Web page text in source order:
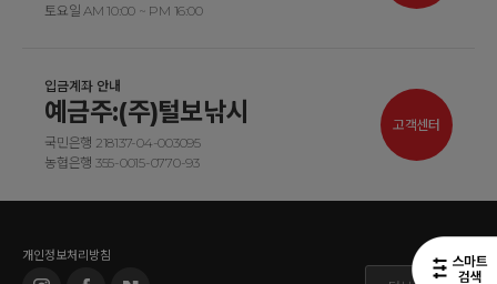
토요일 AM 10:00 ~ PM 16:00
입금계좌 안내
예금주:(주)털보낚시
국민은행 218137-04-003095
농협은행 355-0015-0770-93
고객센터
개인정보처리방침